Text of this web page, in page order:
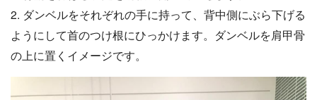
2. ダンベルをそれぞれの手に持って、背中側にぶら下げる
ようにして首のつけ根にひっかけます。ダンベルを肩甲骨
の上に置くイメージです。